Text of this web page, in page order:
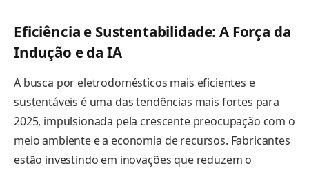
Eficiência e Sustentabilidade: A Força da
Indução e da IA
A busca por eletrodomésticos mais eficientes e
sustentáveis é uma das tendências mais fortes para
2025, impulsionada pela crescente preocupação com o
meio ambiente e a economia de recursos. Fabricantes
estão investindo em inovações que reduzem o